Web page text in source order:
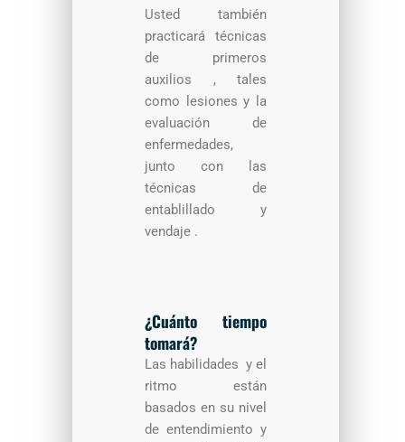
Usted también
practicará técnicas
de primeros
auxilios , tales
como lesiones y la
evaluación de
enfermedades,
junto con las
técnicas de
entablillado y
vendaje .
¿Cuánto tiempo
tomará?
Las habilidades y el
ritmo están
basados en su nivel
de entendimiento y